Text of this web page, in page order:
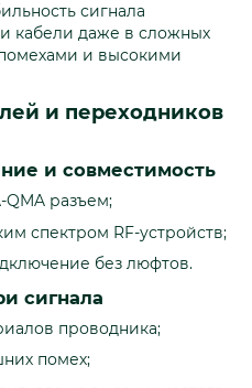
сигнала
кабели даже в сложных
и высокими
и переходников
и совместимость
разъем;
спектром RF-устройств;
без люфтов.
сигнала
проводника;
помех;